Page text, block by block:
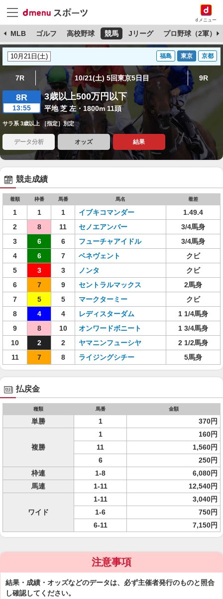
dメニュー
MLB ゴルフ 高校野球 競馬 Jリーグ プロ野球（2軍）
福島 東京 京都
7R 10/21(土) 5回東京5日目 9R
8R
13:55
3歳以上500万円以下
平地 芝 左・1800m 11頭
サラ系 3歳以上 ［指定］別定
データ分析 オッズ 結果
競走成績
着順 枠番 馬番 馬名 着差
1 1 1 イブキコマンダー
1.49.4
2
8 11 セノエアンバー
3/4馬身
3
6 6 フューチャアイドル
3/4馬身
4
6 7 ベネヴェント
クビ
5
3 3 ノンタ
クビ
6
7 9 セントラルマックス
2馬身
7
5 5 マークターミー
クビ
8
4 4 レディスターダム
1 1/4馬身
9
8 10 オンワードボニート
1 3/4馬身
10
2 2 ヤマニンフューシヤ
2 1/2馬身
11
7 8 ライジングシチー 5馬身
払戻金
種類 馬番 金額
単勝 1 370円
複勝
1
160円
11
1,560円
6
250円
枠連
1-8
6,080円
馬連
1-11 12,540円
ワイド
1-11
3,040円
1-6
750円
6-11
7,150円
注意事項
結果・成績・オッズなどのデータは、必ず主催者発行のものと照合
し確認してください。